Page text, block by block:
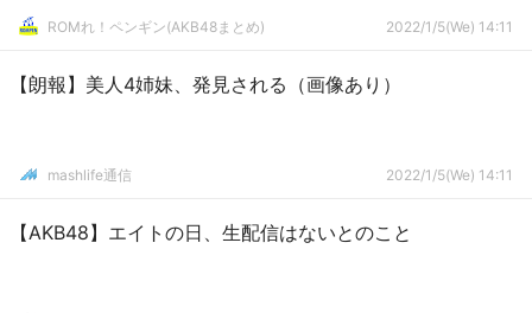
ROMれ！ペンギン(AKB48まとめ) 2022/1/5(We) 14:11
【朗報】美人4姉妹、発見される（画像あり）
mashlife通信 2022/1/5(We) 14:11
【AKB48】エイトの日、生配信はないとのこと